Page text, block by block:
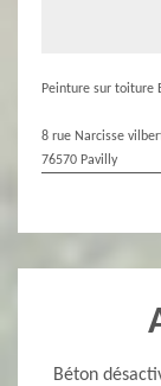
Peinture sur toiture
8 rue Narcisse
76570 Pavilly
Béton